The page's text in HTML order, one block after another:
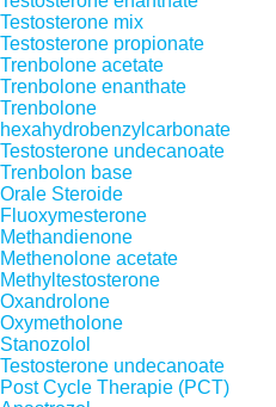
Testosterone mix
Testosterone propionate
Trenbolone acetate
Trenbolone enanthate
Trenbolone
hexahydrobenzylcarbonate
Testosterone undecanoate
Trenbolon base
Orale Steroide
Fluoxymesterone
Methandienone
Methenolone acetate
Methyltestosterone
Oxandrolone
Oxymetholone
Stanozolol
Testosterone undecanoate
Post Cycle Therapie (PCT)